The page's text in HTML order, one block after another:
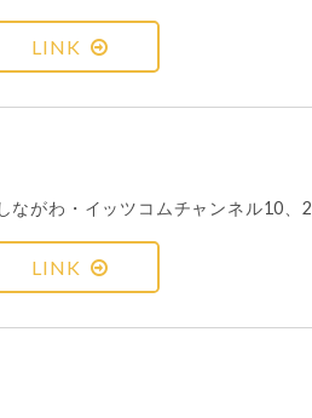
LINK
がわ・イッツコムチャンネル10、
LINK